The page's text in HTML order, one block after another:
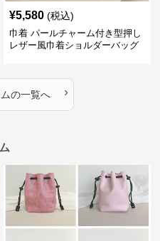
¥5,580 (税込)
巾着 パールチャーム付き型押し
レザー風巾着ショルダーバッグ
の一覧へ ›